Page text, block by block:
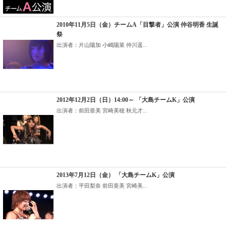
2010年11月5日（金）チームA「目撃者」公演 仲谷明香 生誕
祭
出演者：片山陽加 小嶋陽菜 仲川遥...
2012年12月2日（日）14:00～ 「大島チームK」公演
出演者：前田亜美 宮崎美穂 秋元才...
2013年7月12日（金） 「大島チームK」公演
出演者：平田梨奈 前田亜美 宮崎美...